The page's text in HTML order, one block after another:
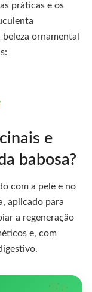
práticas e os
ornamental
e
babosa?
com a pele e no
aplicado para
a regeneração
e, com